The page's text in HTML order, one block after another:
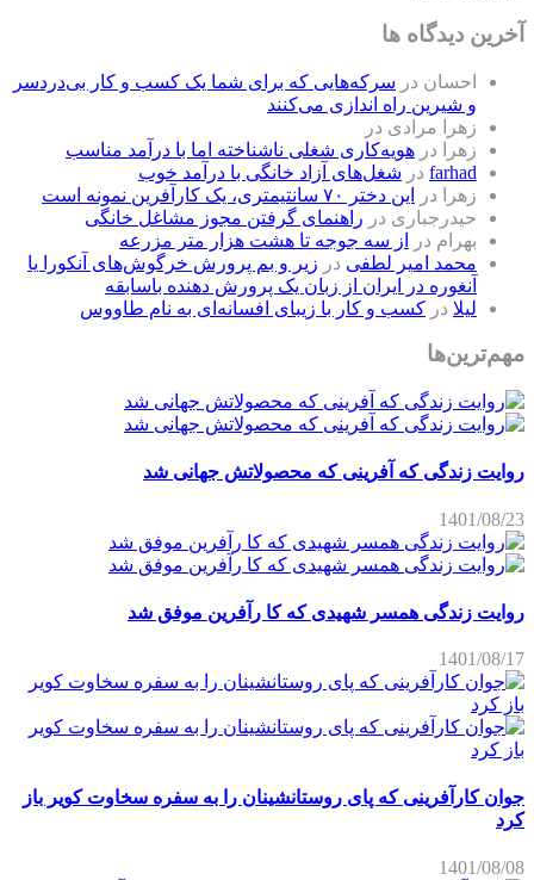
آخرین دیدگاه ها
احسان در سرکه‌هایی که برای شما یک کسب و کار بی‌دردسر
و شیرین راه اندازی می‌کنند
زهرا مرادی در
زهرا
در هویه‌کاری شغلی ناشناخته اما با درآمد مناسب
farhad در شغل‌های آزاد خانگی با درآمد خوب
زهرا
در
این دختر ۷۰ سانتیمتری، یک کارآفرین نمونه است
حیدرجباری در راهنمای گرفتن مجوز مشاغل خانگی
بهرام در
از سه جوجه تا هشت هزار متر مزرعه
محمد امیر لطفی در زیر و بم پرورش خرگوش‌های آنکورا یا
آنغوره در ایران از زبان یک پرورش دهنده باسابقه
لیلا در کسب و کار با زیبای افسانه‌ای به نام طاووس
مهم‌ترین‌ها
روایت زندگی که آفرینی که محصولاتش جهانی شد
1401/08/23
روایت زندگی همسر شهیدی که کا رآفرین موفق شد
1401/08/17
جوان کارآفرینی که پای روستانشینان را به سفره سخاوت کویر باز
کرد
1401/08/08